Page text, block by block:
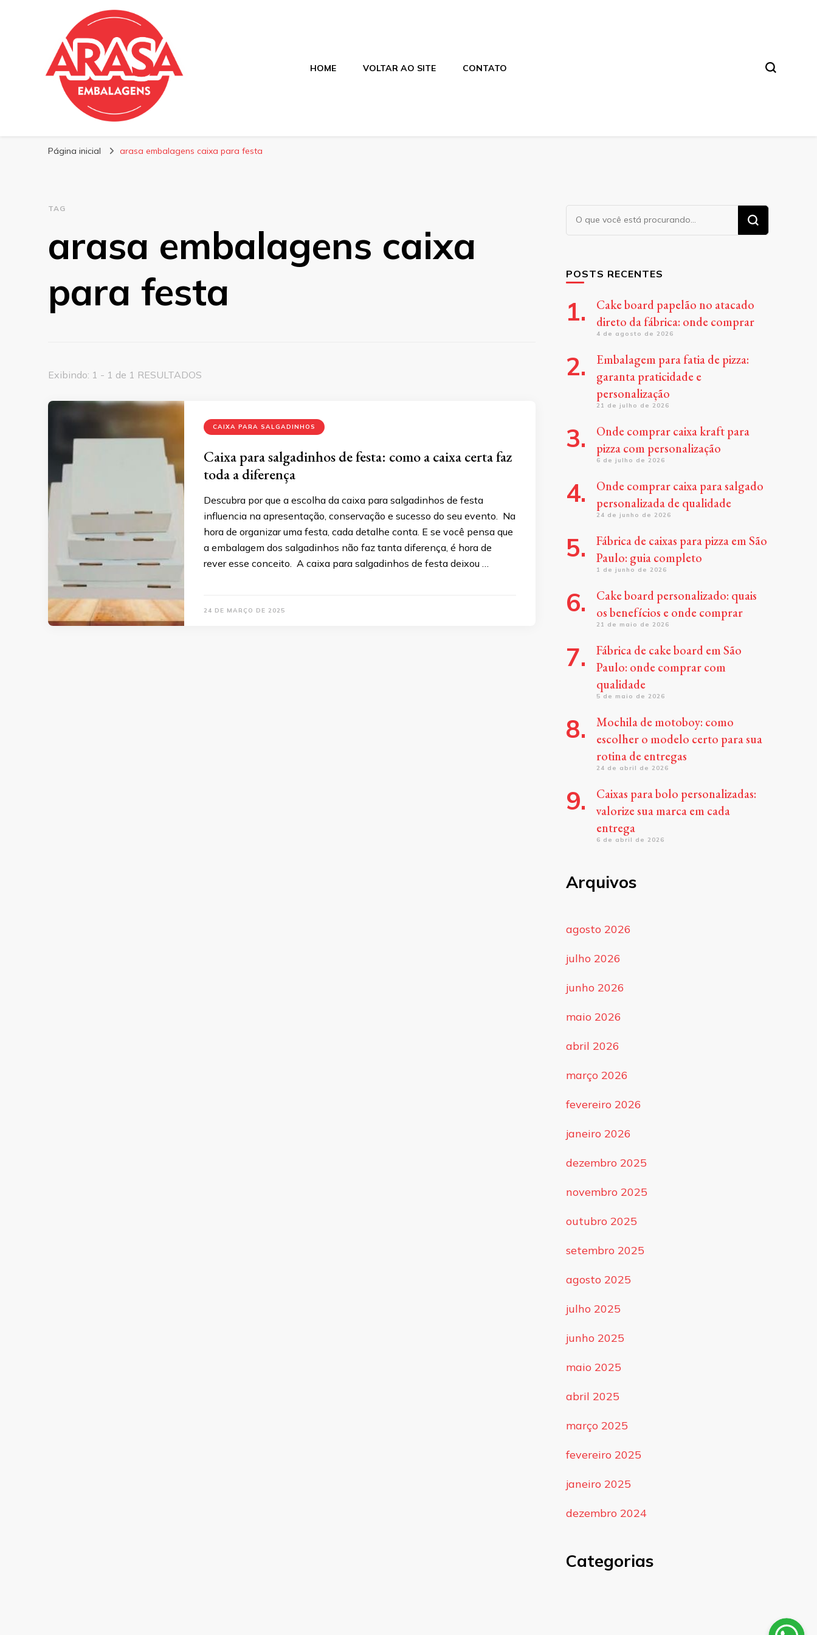
Blog | Arasa Embalagens
HOME VOLTAR AO SITE CONTATO
Página inicial arasa embalagens caixa para festa
TAG
arasa embalagens caixa
para festa
Exibindo: 1 - 1 de 1 RESULTADOS
CAIXA PARA SALGADINHOS
Caixa para salgadinhos de festa: como a caixa certa faz
toda a diferença
Descubra por que a escolha da caixa para salgadinhos de festa
influencia na apresentação, conservação e sucesso do seu evento. Na
hora de organizar uma festa, cada detalhe conta. E se você pensa que
a embalagem dos salgadinhos não faz tanta diferença, é hora de
rever esse conceito. A caixa para salgadinhos de festa deixou …
24 DE MARÇO DE 2025
Procurando
algo?
POSTS RECENTES
Cake board papelão no atacado
direto da fábrica: onde comprar
4 de agosto de 2026
Embalagem para fatia de pizza:
garanta praticidade e
personalização
21 de julho de 2026
Onde comprar caixa kraft para
pizza com personalização
6 de julho de 2026
Onde comprar caixa para salgado
personalizada de qualidade
24 de junho de 2026
Fábrica de caixas para pizza em São
Paulo: guia completo
1 de junho de 2026
Cake board personalizado: quais
os benefícios e onde comprar
21 de maio de 2026
Fábrica de cake board em São
Paulo: onde comprar com
qualidade
5 de maio de 2026
Mochila de motoboy: como
escolher o modelo certo para sua
rotina de entregas
24 de abril de 2026
Caixas para bolo personalizadas:
valorize sua marca em cada
entrega
6 de abril de 2026
Arquivos
agosto 2026
julho 2026
junho 2026
maio 2026
abril 2026
março 2026
fevereiro 2026
janeiro 2026
dezembro 2025
novembro 2025
outubro 2025
setembro 2025
agosto 2025
julho 2025
junho 2025
maio 2025
abril 2025
março 2025
fevereiro 2025
janeiro 2025
dezembro 2024
Categorias